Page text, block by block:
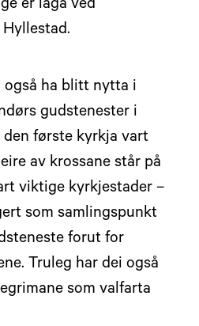
er laga ved
også ha blitt nytta i
gudstenester i
første kyrkja vart
av krossane står på
viktige kyrkjestader –
som samlingspunkt
forut for
Truleg har dei også
som valfarta